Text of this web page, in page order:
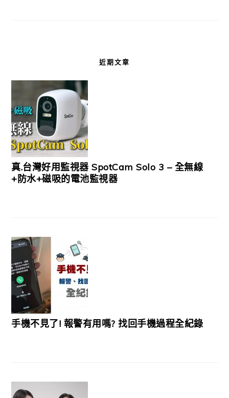
近期文章
真.台灣好用監視器 SpotCam Solo 3 – 全無線
+防水+磁吸的電池監視器
手機不見了! 報警有用嗎? 找回手機過程全紀錄